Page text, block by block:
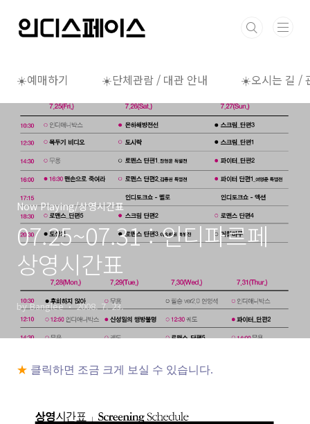
☀️예매하기 ☀️단체관람 / 대관 안내 ☀️오시는 길 /
Now Playing/상영시간표
07.25~07.31 : 인디파르페
상영시간표
by Banglee 2008. 7. 23.
★ 클릭하면 조금 크게 보실 수 있습니다.